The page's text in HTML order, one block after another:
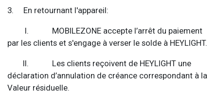
3. En retournant l'appareil:
I. MOBILEZONE accepte l’arrêt du paiement
par les clients et s'engage à verser le solde à HEYLIGHT.
II. Les clients reçoivent de HEYLIGHT une
déclaration d’annulation de créance correspondant à la
Valeur résiduelle.